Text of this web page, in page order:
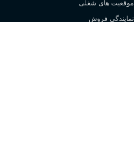
موقعیت های شغلی
نمایندگی فروش